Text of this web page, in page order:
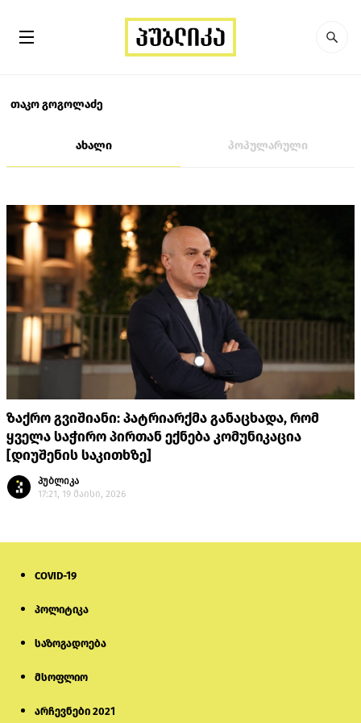
თაკო გოგოლაძე
ახალი პოპულარული
ზაქრო გვიშიანი: პატრიარქმა განაცხადა, რომ
ყველა საჭირო პირთან ექნება კომუნიკაცია
[დიუშენის საკითხზე]
პუბლიკა
17:21, 19 მაისი, 2026
COVID-19
პოლიტიკა
საზოგადოება
მსოფლიო
არჩევნები 2021